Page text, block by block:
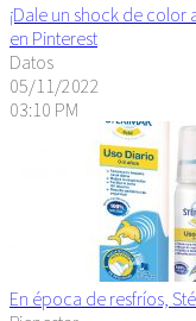
¡Dale un shock de
en Pinterest
Datos
05/11/2022
03:10 PM
En época de resfríos,